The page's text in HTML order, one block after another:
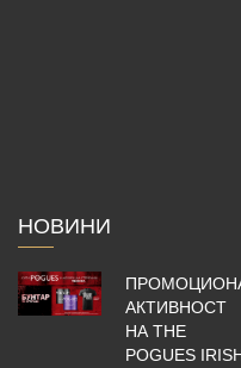
НОВИНИ
АКТИВНОСТ
НА THE
POGUES